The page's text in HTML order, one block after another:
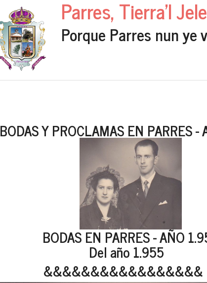
Parres, Tierra'l
Porque Parres nun ye
BODAS Y PROCLAMAS EN PARRES -
BODAS EN PARRES - AÑO
Del año 1.955
&&&&&&&&&&&&&&&&&